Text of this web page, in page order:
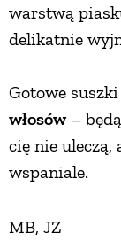
warstwą
delikatnie
Gotowe
włosów –
cię nie uleczą,
wspaniale.
MB, JZ